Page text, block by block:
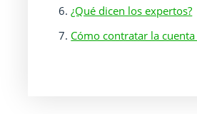
¿Qué dicen los expertos?
Cómo contratar la